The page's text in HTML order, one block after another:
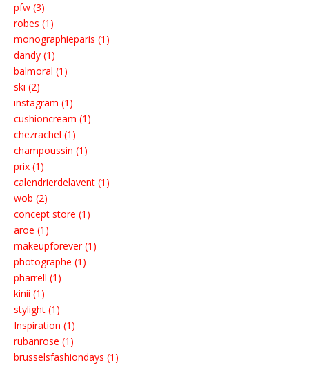
pfw (3)
robes (1)
monographieparis (1)
dandy (1)
balmoral (1)
ski (2)
instagram (1)
cushioncream (1)
chezrachel (1)
champoussin (1)
prix (1)
calendrierdelavent (1)
wob (2)
concept store (1)
aroe (1)
makeupforever (1)
photographe (1)
pharrell (1)
kinii (1)
stylight (1)
Inspiration (1)
rubanrose (1)
brusselsfashiondays (1)